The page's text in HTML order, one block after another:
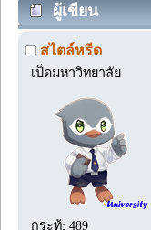
ผู้เขียน
สไตล์หรีด
เป็ดมหาวิทยาลัย
กระทู้: 489